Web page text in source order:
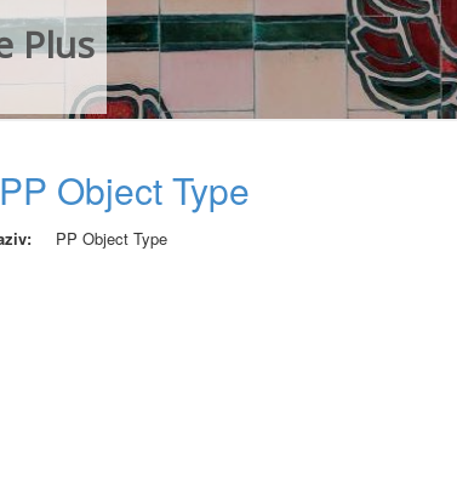
Plus
PP Object Type
PP Object Type